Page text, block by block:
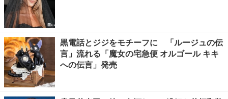
黒電話とジジをモチーフに 「ルージュの伝
言」流れる「魔女の宅急便 オルゴール キキ
への伝言」発売